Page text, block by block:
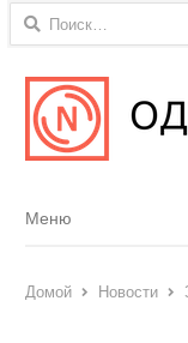
Найти:
Menu
Меню
Домой Новости